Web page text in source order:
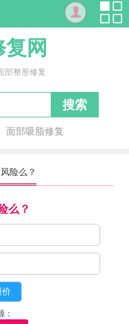
网
部整形修复
搜索
面部吸脂修复
险么？
么？